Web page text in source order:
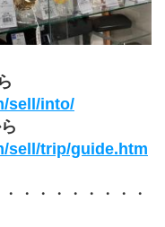
sell/into/
sell/trip/guide.htm
・・・・・・・・